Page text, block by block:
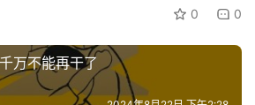
0 0
万不能再干了